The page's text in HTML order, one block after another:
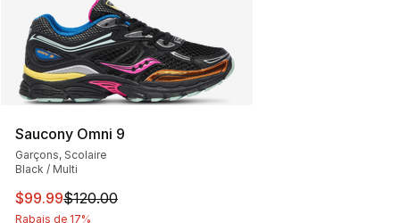
Saucony Omni 9
Garçons, Scolaire
Black / Multi
Cet article est en solde. Le prix est passé de $120.00 à
$99.99$120.00
Rabais de 17%